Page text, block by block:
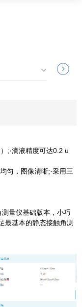
大气
;·滴液精度可达0.2 u
匀，图像清晰;·采用三
量仪基础版本，小巧
最基本的静态接触角测